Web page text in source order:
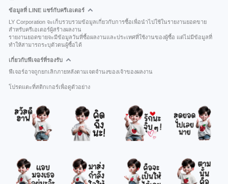
ข้อมูลที่ LINE แชร์กับครีเอเตอร์
LY Corporation จะเก็บรวบรวมข้อมูลเกี่ยวกับการซื้อเพื่อนำไปใช้ในรายงานยอดขาย
สำหรับครีเอเตอร์ผู้สร้างผลงาน
รายงานยอดขายจะมีข้อมูลวันที่ซื้อผลงานและประเทศที่ใช้งานของผู้ซื้อ แต่ไม่มีข้อมูลที่
ทำให้สามารถระบุตัวตนผู้ซื้อได้
เกี่ยวกับฟีเจอร์ที่รองรับ
ฟีเจอร์อาจถูกยกเลิกภายหลังตามเจตจำนงของเจ้าของผลงาน
โปรดแตะที่สติกเกอร์เพื่อดูตัวอย่าง